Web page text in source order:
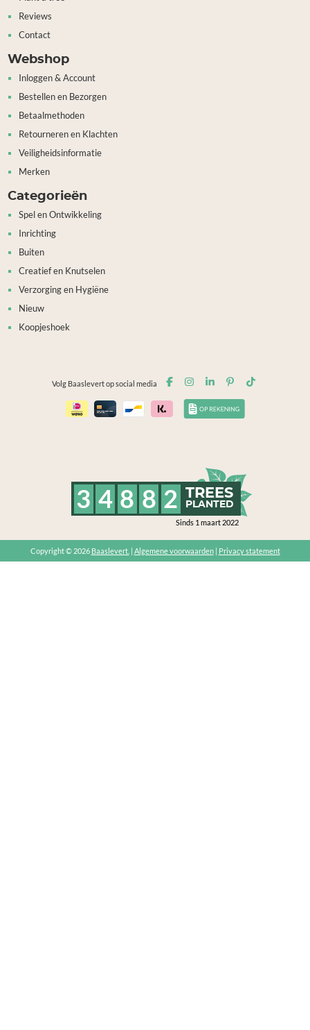
Reviews
Contact
Webshop
Inloggen & Account
Bestellen en Bezorgen
Betaalmethoden
Retourneren en Klachten
Veiligheidsinformatie
Merken
Categorieën
Spel en Ontwikkeling
Inrichting
Buiten
Creatief en Knutselen
Verzorging en Hygiëne
Nieuw
Koopjeshoek
Volg Baaslevert op social media
3 4 8 8 2 TREES
PLANTED
Sinds 1 maart 2022
Copyright © 2026 Baaslevert. Algemene voorwaarden| Privacy statement